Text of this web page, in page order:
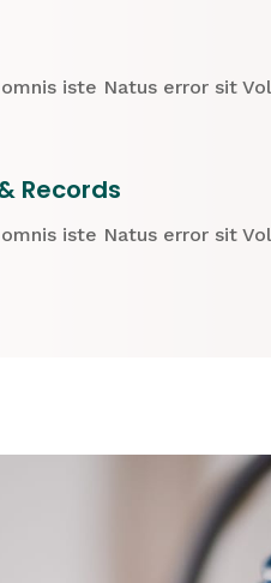
iste Natus error sit
Records
iste Natus error sit